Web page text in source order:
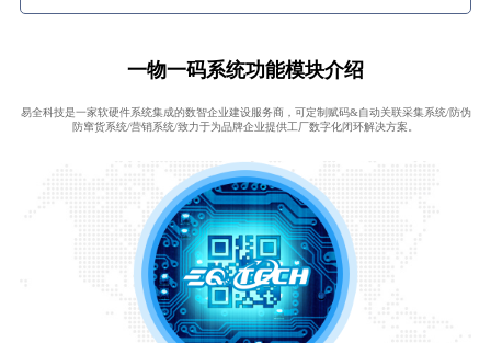
一物一码系统功能模块介绍
易全科技是一家软硬件系统集成的数智企业建设服务商，可定制赋码&自动关联采集系统/防伪
防窜货系统/营销系统/致力于为品牌企业提供工厂数字化闭环解决方案。